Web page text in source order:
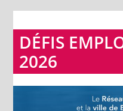
DÉFIS
2026